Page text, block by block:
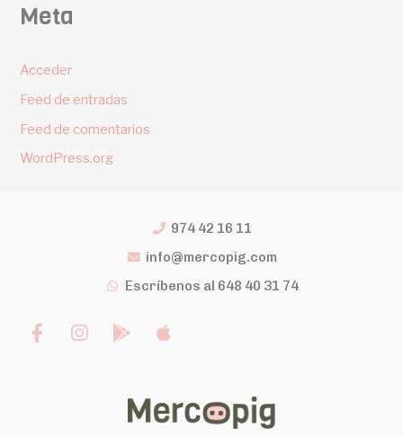
Meta
Acceder
Feed de entradas
Feed de comentarios
WordPress.org
974 42 16 11
info@mercopig.com
Escríbenos al 648 40 31 74